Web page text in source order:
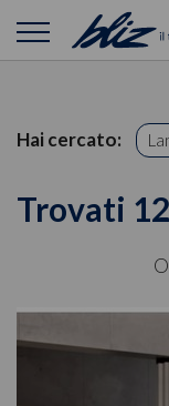
Hai cercato:
Trovati